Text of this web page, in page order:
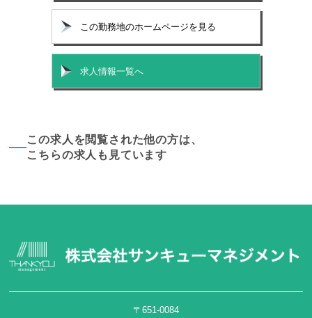
この勤務地のホームページを見る
求人情報一覧へ
この求人を閲覧された他の方は、
こちらの求人も見ています
〒651-0084